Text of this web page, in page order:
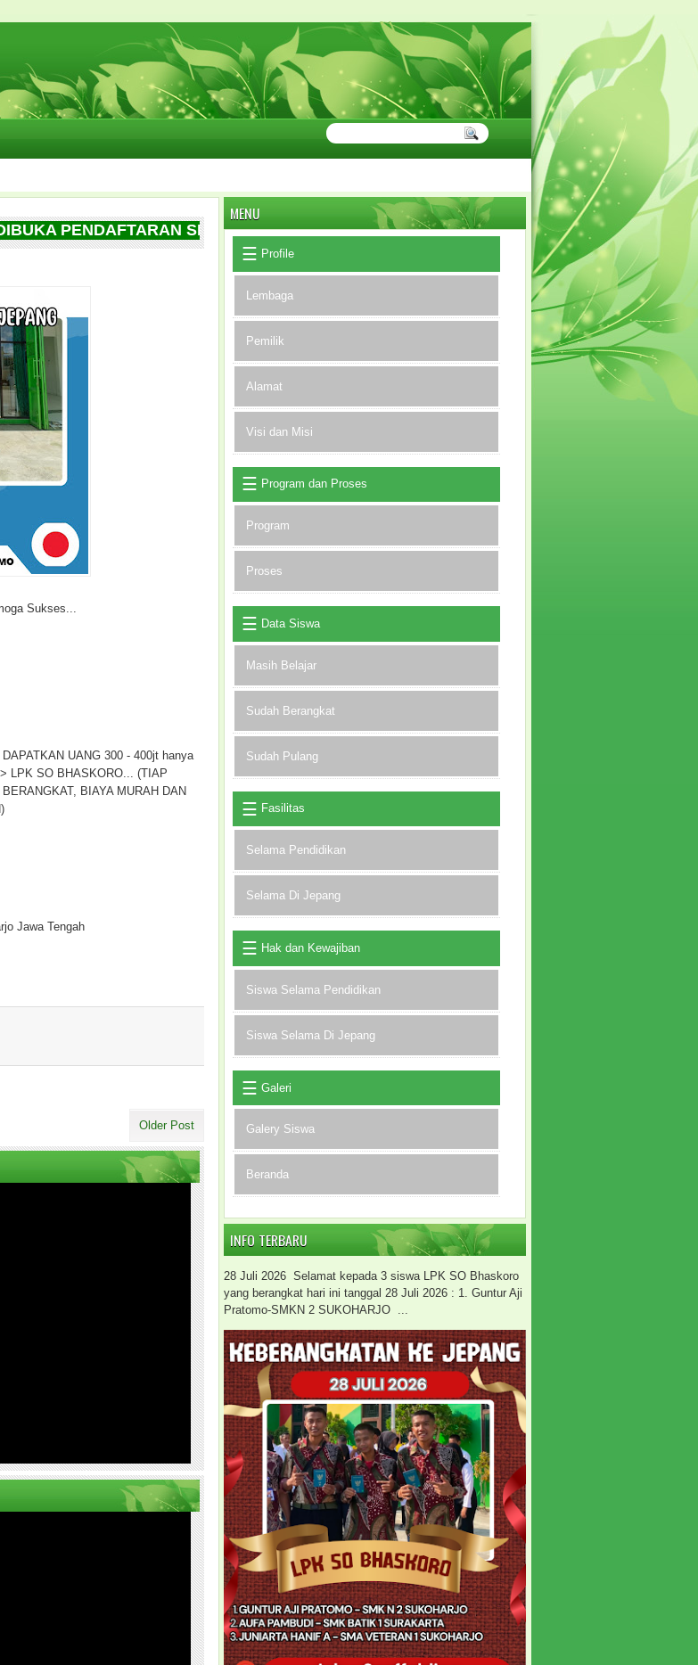
PENDAFTARAN SISWA BARU SETIAP BULAN NYA, BURUAN SEGERA DAFTARKAN
Sukses...
UANG 300 - 400jt hanya
LPK SO BHASKORO... (TIAP
BIAYA MURAH DAN
Jawa Tengah
Older Post
MENU
Profile
Lembaga
Pemilik
Alamat
Visi dan Misi
Program dan Proses
Program
Proses
Data Siswa
Masih Belajar
Sudah Berangkat
Sudah Pulang
Fasilitas
Selama Pendidikan
Selama Di Jepang
Hak dan Kewajiban
Siswa Selama Pendidikan
Siswa Selama Di Jepang
Galeri
Galery Siswa
Beranda
INFO TERBARU
28 Juli 2026 Selamat kepada 3 siswa LPK SO Bhaskoro
yang berangkat hari ini tanggal 28 Juli 2026 : 1. Guntur Aji
Pratomo-SMKN 2 SUKOHARJO ...